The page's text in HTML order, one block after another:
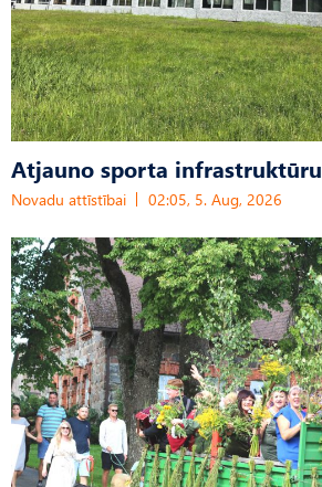
Atjauno sporta infrastruktūru
Novadu attīstībai 02:05, 5. Aug, 2026